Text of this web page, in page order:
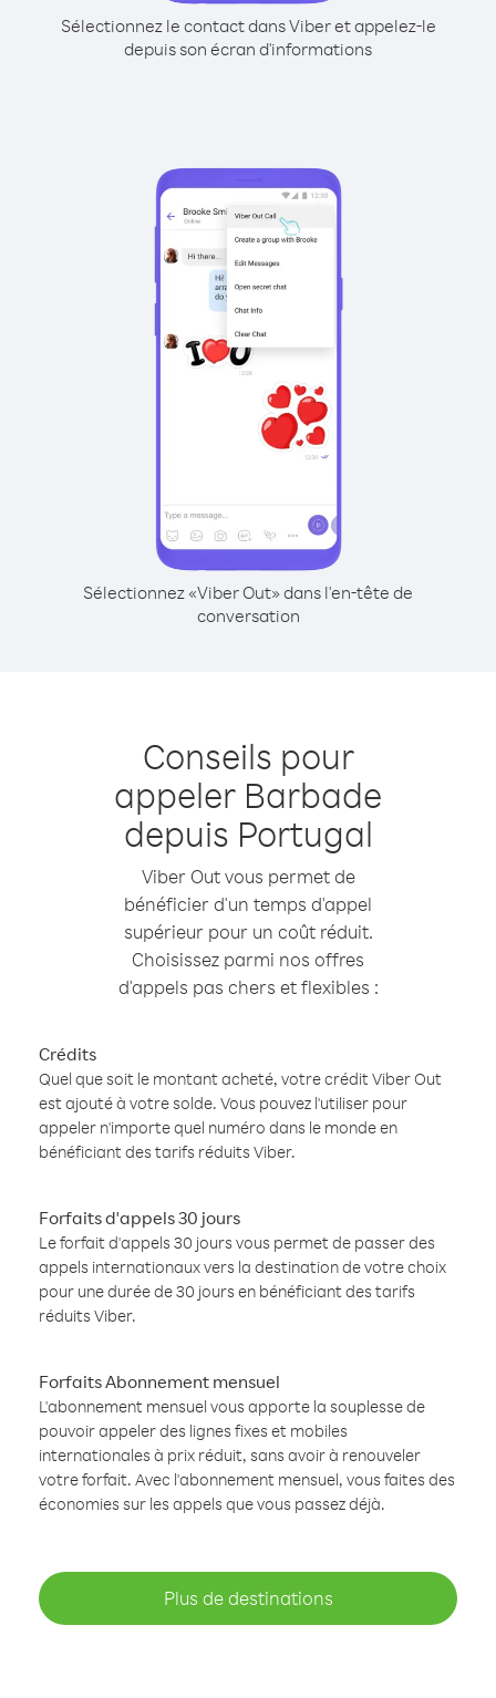
Sélectionnez le contact dans Viber et appelez-le
depuis son écran d'informations
Sélectionnez «Viber Out» dans l'en-tête de
conversation
Conseils pour
appeler Barbade
depuis Portugal
Viber Out vous permet de
bénéficier d'un temps d'appel
supérieur pour un coût réduit.
Choisissez parmi nos offres
d'appels pas chers et flexibles :
Crédits
Quel que soit le montant acheté, votre crédit Viber Out
est ajouté à votre solde. Vous pouvez l'utiliser pour
appeler n'importe quel numéro dans le monde en
bénéficiant des tarifs réduits Viber.
Forfaits d'appels 30 jours
Le forfait d'appels 30 jours vous permet de passer des
appels internationaux vers la destination de votre choix
pour une durée de 30 jours en bénéficiant des tarifs
réduits Viber.
Forfaits Abonnement mensuel
L'abonnement mensuel vous apporte la souplesse de
pouvoir appeler des lignes fixes et mobiles
internationales à prix réduit, sans avoir à renouveler
votre forfait. Avec l'abonnement mensuel, vous faites des
économies sur les appels que vous passez déjà.
Plus de destinations